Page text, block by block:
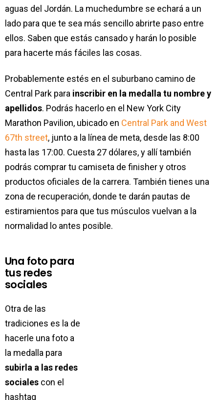
aguas del Jordán. La muchedumbre se echará a un
lado para que te sea más sencillo abrirte paso entre
ellos. Saben que estás cansado y harán lo posible
para hacerte más fáciles las cosas.
Probablemente estés en el suburbano camino de
Central Park para inscribir en la medalla tu nombre y
apellidos. Podrás hacerlo en el New York City
Marathon Pavilion, ubicado en Central Park and West
67th street, junto a la línea de meta, desde las 8:00
hasta las 17:00. Cuesta 27 dólares, y allí también
podrás comprar tu camiseta de finisher y otros
productos oficiales de la carrera. También tienes una
zona de recuperación, donde te darán pautas de
estiramientos para que tus músculos vuelvan a la
normalidad lo antes posible.
Una foto para
tus redes
sociales
Otra de las
tradiciones es la de
hacerle una foto a
la medalla para
subirla a las redes
sociales con el
hashtag